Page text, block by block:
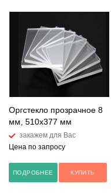
Оргстекло прозрачное 8
мм, 510x377 мм
закажем для Вас
Цена по запросу
ПОДРОБНЕЕ КУПИТЬ